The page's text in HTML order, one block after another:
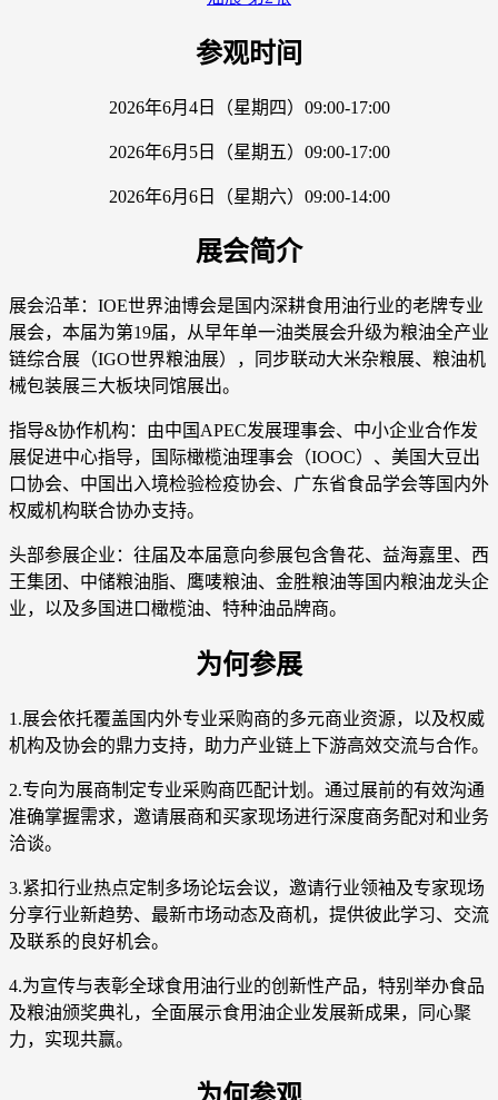
参观时间
2026年6月4日（星期四）09:00-17:00
2026年6月5日（星期五）09:00-17:00
2026年6月6日（星期六）09:00-14:00
展会简介
展会沿革：IOE世界油博会是国内深耕食用油行业的老牌专业
展会，本届为第19届，从早年单一油类展会升级为粮油全产业
链综合展（IGO世界粮油展），同步联动大米杂粮展、粮油机
械包装展三大板块同馆展出。
指导&协作机构：由中国APEC发展理事会、中小企业合作发
展促进中心指导，国际橄榄油理事会（IOOC）、美国大豆出
口协会、中国出入境检验检疫协会、广东省食品学会等国内外
权威机构联合协办支持。
头部参展企业：往届及本届意向参展包含鲁花、益海嘉里、西
王集团、中储粮油脂、鹰唛粮油、金胜粮油等国内粮油龙头企
业，以及多国进口橄榄油、特种油品牌商。
为何参展
1.展会依托覆盖国内外专业采购商的多元商业资源，以及权威
机构及协会的鼎力支持，助力产业链上下游高效交流与合作。
2.专向为展商制定专业采购商匹配计划。通过展前的有效沟通
准确掌握需求，邀请展商和买家现场进行深度商务配对和业务
洽谈。
3.紧扣行业热点定制多场论坛会议，邀请行业领袖及专家现场
分享行业新趋势、最新市场动态及商机，提供彼此学习、交流
及联系的良好机会。
4.为宣传与表彰全球食用油行业的创新性产品，特别举办食品
及粮油颁奖典礼，全面展示食用油企业发展新成果，同心聚
力，实现共赢。